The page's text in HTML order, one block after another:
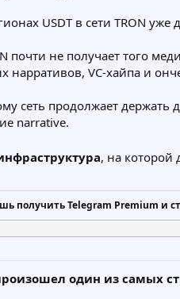
USDT в сети TRON
почти не получает того
нарративов, VC-хайпа и
сеть продолжает
narrative.
, на которой
получить Telegram Premium и
один из самых